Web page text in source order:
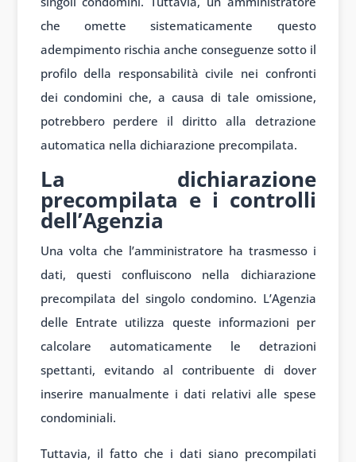
che omette sistematicamente questo
adempimento rischia anche conseguenze sotto il
profilo della responsabilità civile nei confronti
dei condomini che, a causa di tale omissione,
potrebbero perdere il diritto alla detrazione
automatica nella dichiarazione precompilata.
La dichiarazione
precompilata e i controlli
dell’Agenzia
Una volta che l’amministratore ha trasmesso i
dati, questi confluiscono nella dichiarazione
precompilata del singolo condomino. L’Agenzia
delle Entrate utilizza queste informazioni per
calcolare automaticamente le detrazioni
spettanti, evitando al contribuente di dover
inserire manualmente i dati relativi alle spese
condominiali.
Tuttavia, il fatto che i dati siano precompilati